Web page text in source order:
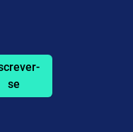
se